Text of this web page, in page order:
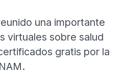
una importante
virtuales sobre salud
gratis por la